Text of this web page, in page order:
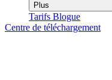
Plus
Tarifs Blogue
Centre de téléchargement